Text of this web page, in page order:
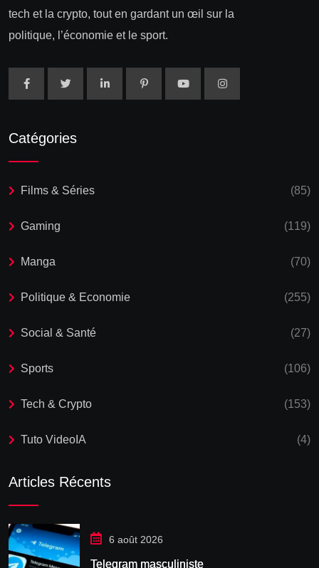
tech et la crypto, tout en gardant un œil sur la
politique, l’économie et le sport.
Catégories
Films & Séries (85)
Gaming (119)
Manga (70)
Politique & Economie (255)
Social & Santé (27)
Sports (106)
Tech & Crypto (153)
Tuto VideoIA (4)
Articles Récents
6 août 2026
Telegram masculiniste